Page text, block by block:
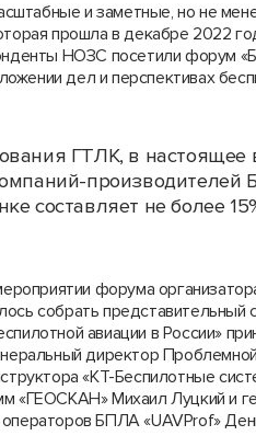
и заметные, но не
прошла в декабре 2022
НОЗС посетили форум
дел и перспективах
ГТЛК, в настоящее
производителей
составляет не более
форума
собрать представительный
авиации в России»
директор
«КТ-Беспилотные
«ГЕОСКАН» Михаил Луцкий и
БПЛА «UAVProf»